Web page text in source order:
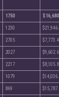
1750
1230
2705
2027
2217
1079
869